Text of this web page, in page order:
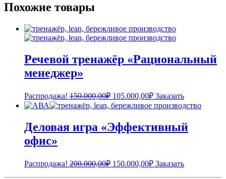
Похожие товары
Речевой тренажёр «Рациональный
менеджер»
Распродажа! 150.000,00₽ Первоначальная
цена
составляла
150.000,00₽.
105.000,00₽Текущая
цена:
Заказать
Деловая игра «Эффективный
офис»
Распродажа! 200.000,00₽ Первоначальная
150.000,00₽Текущая
Заказать